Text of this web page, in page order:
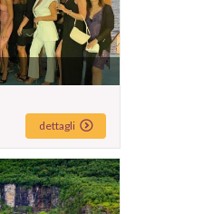
dettagli